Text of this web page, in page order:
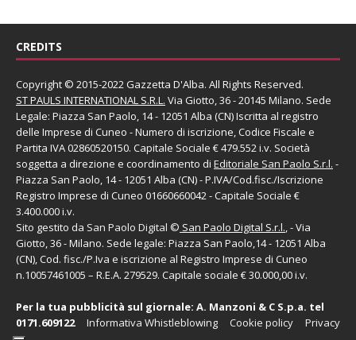
CREDITS
Copyright © 2015-2022 Gazzetta D'Alba. All Rights Reserved.
ST PAULS INTERNATIONAL S.R.L. Via Giotto, 36 - 20145 Milano. Sede
Legale: Piazza San Paolo, 14 - 12051 Alba (CN) Iscritta al registro
delle Imprese di Cuneo - Numero di iscrizione, Codice Fiscale e
Partita IVA 02860520150. Capitale Sociale € 479.552 i.v. Società
soggetta a direzione e coordinamento di Editoriale San Paolo S.r.l. -
Piazza San Paolo, 14 - 12051 Alba (CN) - P.IVA/Cod.fisc./Iscrizione
Registro Imprese di Cuneo 01660660042 - Capitale Sociale €
3.400.000 i.v.
Sito gestito da San Paolo Digital © San Paolo Digital S.r.l., - Via
Giotto, 36 - Milano. Sede legale: Piazza San Paolo,14 - 12051 Alba
(CN), Cod. fisc./P.Iva e iscrizione al Registro Imprese di Cuneo
n.10057461005 – R.E.A. 279529. Capitale sociale € 30.000,00 i.v.
Per la tua pubblicità sul giornale: A. Manzoni & C S.p.a. tel
0171.609122
Privacy
Cookie policy
Informativa Whistleblowing